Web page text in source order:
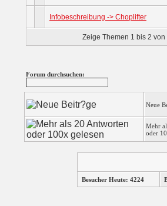
Infobeschreibung -> Choplifter
Zeige Themen 1 bis 2 von
Forum durchsuchen:
Neue
Mehr
oder
Besucher Heute: 4224